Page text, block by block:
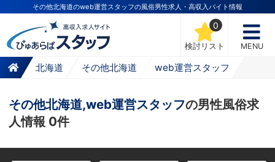
その他北海道のweb運営スタッフの風俗男性求人・高収入バイト情報
検討リスト
0
MENU
北海道 その他北海道 web運営スタッフ
その他北海道,web運営スタッフの男性風俗求
人情報 0件